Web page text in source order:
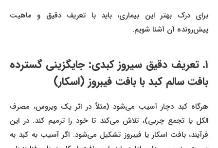
برای درک بهتر این بیماری، باید با تعریف دقیق و ماهیت
پیش‌رونده آن آشنا شویم.
۱. تعریف دقیق سیروز کبدی: جایگزینی گسترده
بافت سالم کبد با بافت فیبروز (اسکار)
هرگاه کبد دچار آسیب می‌شود (مثلاً در اثر یک ویروس، مصرف
الکل یا تجمع چربی)، تلاش می‌کند تا خود را ترمیم کند. در این
فرآیند، بافت اسکار یا فیبروز تشکیل می‌شود. اگر آسیب به کبد به